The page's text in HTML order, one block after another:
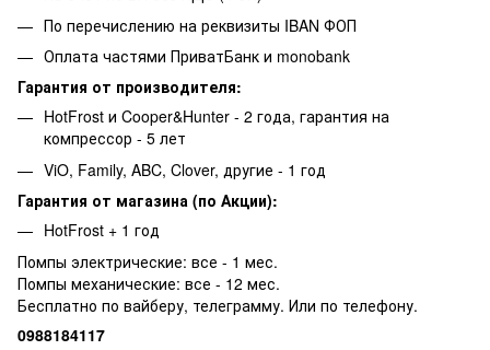
По перечислению на реквизиты IBAN ФОП
Оплата частями ПриватБанк и monobank
Гарантия от производителя:
HotFrost и Cooper&Hunter - 2 года, гарантия на
компрессор - 5 лет
ViO, Family, ABC, Clover, другие - 1 год
Гарантия от магазина (по Акции):
HotFrost + 1 год
Помпы электрические: все - 1 мес.
Помпы механические: все - 12 мес.
Бесплатно по вайберу, телеграмму. Или по телефону.
0988184117